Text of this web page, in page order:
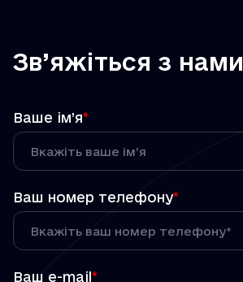
Зв’яжіться з нами
Ваше ім’я*
Ваш номер телефону*
Ваш e-mail*